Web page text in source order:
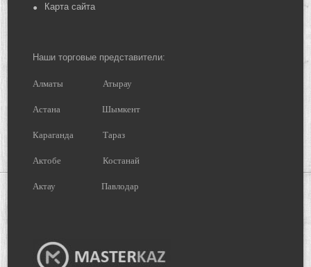
Карта сайта
Наши торговые представители:
Алматы Атырау
Астана Шымкент
Караганда Тараз
Актобе Костанай
Актау Павлодар